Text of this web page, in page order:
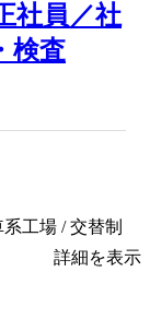
社員／社
検査
工場 / 交替制
詳細を表示